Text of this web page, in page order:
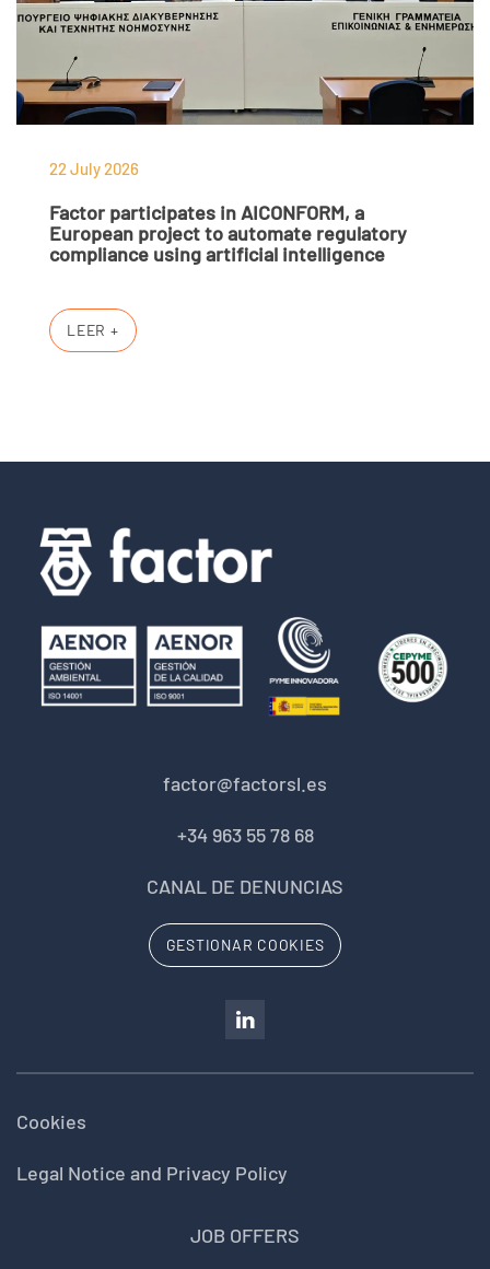
22 July 2026
Factor participates in AICONFORM, a
European project to automate regulatory
compliance using artificial intelligence
LEER +
factor@factorsl.es
+34 963 55 78 68
CANAL DE DENUNCIAS
GESTIONAR COOKIES
Cookies
Legal Notice and Privacy Policy
JOB OFFERS